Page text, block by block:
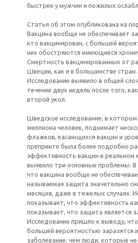
быстрее у мужчин и пожилых
Статья об этом опубликована на
Вакцина вообще не обеспечивает
кто вакцинирован, с большей
них обостряются имеющиеся
Смертность вакцинированных от
Швеции, как и в большинстве стран.
Исследование выявило в общей
течение двух недель после того,
второй укол.
Шведское исследование, в котором
миллиона человек, поднимает
флажков, касающихся вакцин и
препринте была более подробно
эффективность вакцин в реальном
выявило три основные проблемы. В
что вакцина вообще не
называемая защита значительно
месяцев, даже в тяжелых случаях.
показывает, что эффективность
показывает, что защита является
Исследование пришло к выводу,
большей вероятностью заразятся
заболевание, чем люди, которые не